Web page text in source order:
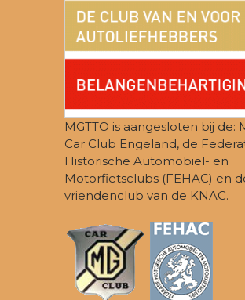
MGTTO is aangesloten bij de:
Car Club Engeland, de
Historische Automobiel- en
Motorfietsclubs (FEHAC) en
vriendenclub van de KNAC.